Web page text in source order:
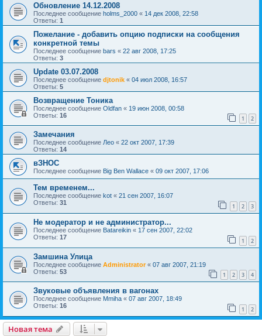
Обновление 14.12.2008
Последнее сообщение holms_2000 « 14 дек 2008, 22:58
Ответы: 1
Пожелание - добавить опцию подписки на сообщения
конкретной темы
Последнее сообщение bars « 22 авг 2008, 17:25
Ответы: 3
Update 03.07.2008
Последнее сообщение djtonik « 04 июл 2008, 16:57
Ответы: 5
Возвращение Тоника
Последнее сообщение Oldfan « 19 июн 2008, 00:58
Ответы: 16 1 2
Замечания
Последнее сообщение Лео « 22 окт 2007, 17:39
Ответы: 14
вЗНОС
Последнее сообщение Big Ben Wallace « 09 окт 2007, 17:06
Тем временем...
Последнее сообщение kot « 21 сен 2007, 16:07
Ответы: 31 1 2 3
Не модератор и не администратор...
Последнее сообщение Batareikin « 17 сен 2007, 22:02
Ответы: 17 1 2
Замшина Улица
Последнее сообщение Administrator« 07 авг 2007, 21:19
Ответы: 53 1 2 3 4
Звуковые объявления в вагонах
Последнее сообщение Mmiha « 07 авг 2007, 18:49
Ответы: 16 1 2
Новая тема